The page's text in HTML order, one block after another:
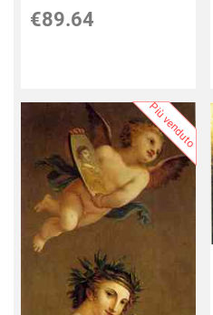
€89.64
Più venduto